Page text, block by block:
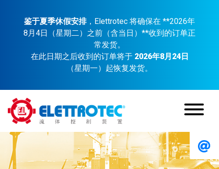
鉴于夏季休假安排，Elettrotec 将确保在 **2026年
8月4日（星期二）之前（含当日）**收到的订单正
常发货。
在此日期之后收到的订单将于 2026年8月24日
（星期一）起恢复发货。